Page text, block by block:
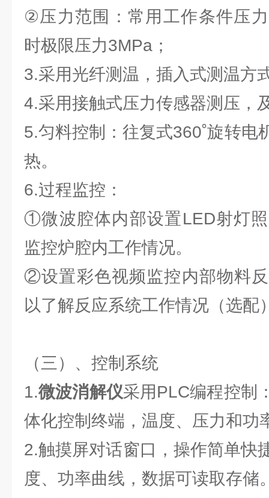
②压力范围：常用工作条件压
时极限压力3MPa；
3.采用光纤测温，插入式测温方
4.采用接触式压力传感器测压，
5.匀料控制：往复式360˚旋转电
热。
6.过程监控：
①微波腔体内部设置LED射灯
监控炉腔内工作情况。
②设置彩色视频监控内部物料
以了解反应系统工作情况（选配
（三）、控制系统
1.微波消解仪采用PLC编程控制
体化控制终端，温度、压力和功
2.触摸屏对话窗口，操作简单快
度、功率曲线，数据可读取存储